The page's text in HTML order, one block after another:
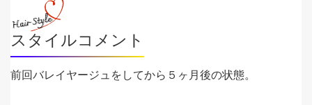
スタイルコメント
前回バレイヤージュをしてから５ヶ月後の状態。